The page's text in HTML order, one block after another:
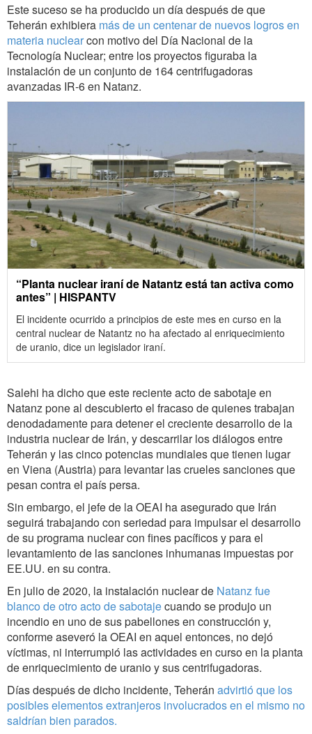
Este suceso se ha producido un día después de que
Teherán exhibiera más de un centenar de nuevos logros en
materia nuclearcon motivo del Día Nacional de la
Tecnología Nuclear; entre los proyectos figuraba la
instalación de un conjunto de 164 centrifugadoras
avanzadas IR-6 en Natanz.
“Planta nuclear iraní de Natantz está tan activa como
antes” | HISPANTV
El incidente ocurrido a principios de este mes en curso en la
central nuclear de Natantz no ha afectado al enriquecimiento
de uranio, dice un legislador iraní.
Salehi ha dicho que este reciente acto de sabotaje en
Natanz pone al descubierto el fracaso de quienes trabajan
denodadamente para detener el creciente desarrollo de la
industria nuclear de Irán, y descarrilar los diálogos entre
Teherán y las cinco potencias mundiales que tienen lugar
en Viena (Austria) para levantar las crueles sanciones que
pesan contra el país persa.
Sin embargo, el jefe de la OEAI ha asegurado que Irán
seguirá trabajando con seriedad para impulsar el desarrollo
de su programa nuclear con fines pacíficos y para el
levantamiento de las sanciones inhumanas impuestas por
EE.UU. en su contra.
En julio de 2020, la instalación nuclear de Natanz fue
blanco de otro acto de sabotajecuando se produjo un
incendio en uno de sus pabellones en construcción y,
conforme aseveró la OEAI en aquel entonces, no dejó
víctimas, ni interrumpió las actividades en curso en la planta
de enriquecimiento de uranio y sus centrifugadoras.
Días después de dicho incidente, Teherán advirtió que los
posibles elementos extranjeros involucrados en el mismo no
saldrían bien parados.